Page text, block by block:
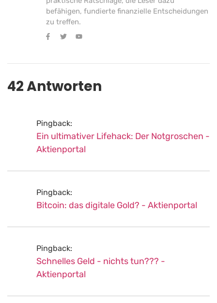
befähigen, fundierte finanzielle Entscheidungen
zu treffen.
42 Antworten
Pingback:
Ein ultimativer Lifehack: Der Notgroschen -
Aktienportal
Pingback:
Bitcoin: das digitale Gold? - Aktienportal
Pingback:
Schnelles Geld - nichts tun??? -
Aktienportal